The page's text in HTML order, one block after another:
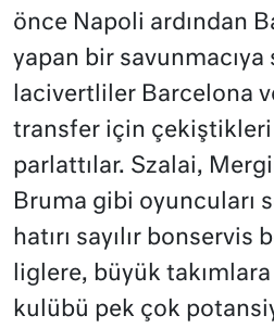
önce Napoli ardından
yapan bir savunmacıya
lacivertliler Barcelona
transfer için çekiştikleri
parlattılar. Szalai,
Bruma gibi oyuncuları
hatırı sayılır
liglere, büyük
kulübü pek çok